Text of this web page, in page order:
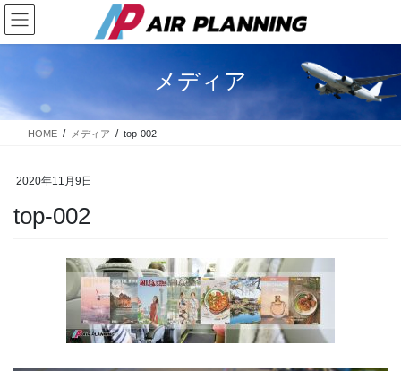
コ
ン
テ
に
移
ナ
ビ
ゲ
ョ
ン
メディア
HOME メディア top-002
2020年11月9日
top-002